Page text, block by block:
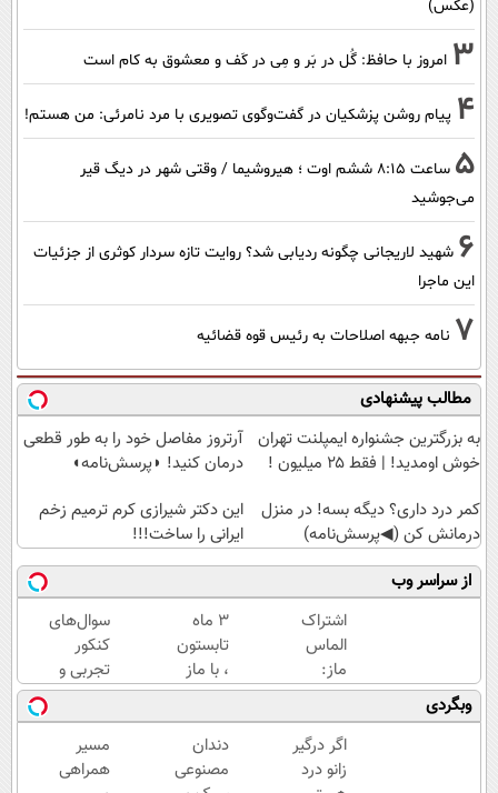
(عکس)
3 امروز با حافظ: گُل در بَر و مِی در کَف و معشوق به کام است
4 پیام روشن پزشکیان در گفت‌و‌گوی تصویری با مرد نامرئی: من هستم!
5
ساعت ۸:۱۵ ششم اوت ؛ هیروشیما / وقتی شهر در دیگ قیر
می‌جوشید
6 شهید لاریجانی چگونه ردیابی شد؟ روایت تازه سردار کوثری از جزئیات
این ماجرا
7 نامه جبهه اصلاحات به رئیس قوه قضائیه
مطالب پیشنهادی
به بزرگترین جشنواره ایمپلنت تهران
خوش اومدید! | فقط ۲۵ میلیون !
آرتروز مفاصل خود را به طور قطعی
درمان کنید! ◗پرسش‌نامه◖
کمر درد داری؟ دیگه بسه! در منزل
درمانش کن (◀پرسش‌نامه)
این دکتر شیرازی کرم ترمیم زخم
ایرانی را ساخت!!!
از سراسر وب
اشتراک
الماس
ماز:
یادگیری
بدون
محدودیت
تا کنکور
3 ماه
تابستون
، با ماز
تو یک
ماه
جمع
میشه
سوال‌های
کنکور
تجربی و
ریاضی در
پکیج ماز
وبگردی
اگر درگیر
زانو درد
دندان
مصنوعی
مسیر
همراهی